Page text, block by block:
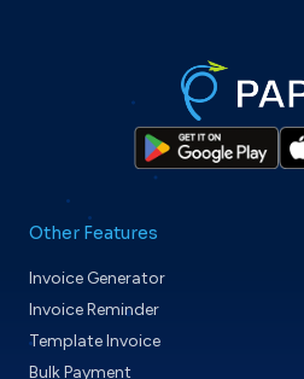
Other Features
Invoice Generator
Invoice Reminder
Template Invoice
Bulk Payment